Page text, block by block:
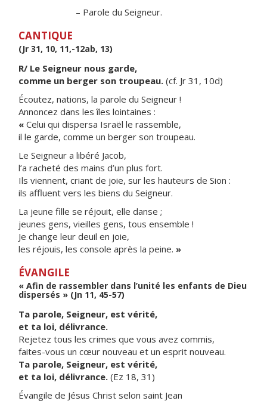
– Parole du Seigneur.
CANTIQUE
(Jr 31, 10, 11,-12ab, 13)
R/ Le Seigneur nous garde,
comme un berger son troupeau. (cf. Jr 31, 10d)
Écoutez, nations, la parole du Seigneur !
Annoncez dans les îles lointaines :
« Celui qui dispersa Israël le rassemble,
il le garde, comme un berger son troupeau.
Le Seigneur a libéré Jacob,
l’a racheté des mains d’un plus fort.
Ils viennent, criant de joie, sur les hauteurs de Sion :
ils affluent vers les biens du Seigneur.
La jeune fille se réjouit, elle danse ;
jeunes gens, vieilles gens, tous ensemble !
Je change leur deuil en joie,
les réjouis, les console après la peine. »
ÉVANGILE
« Afin de rassembler dans l’unité les enfants de Dieu
dispersés » (Jn 11, 45-57)
Ta parole, Seigneur, est vérité,
et ta loi, délivrance.
Rejetez tous les crimes que vous avez commis,
faites-vous un cœur nouveau et un esprit nouveau.
Ta parole, Seigneur, est vérité,
et ta loi, délivrance. (Ez 18, 31)
Évangile de Jésus Christ selon saint Jean